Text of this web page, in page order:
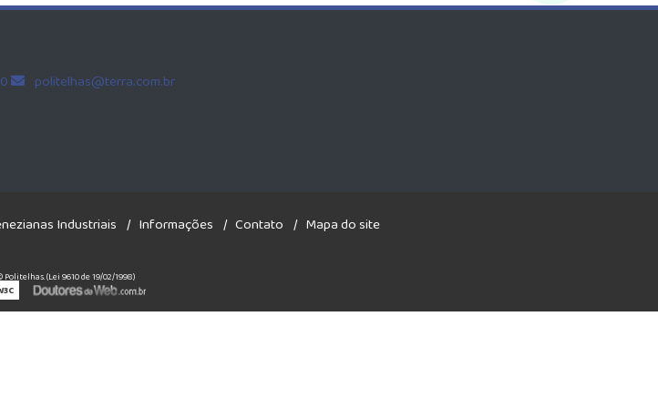
politelhas@terra.com.br
Industriais Informações Contato Mapa do site
(Lei 9610 de 19/02/1998)